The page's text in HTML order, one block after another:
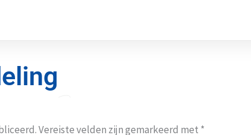
Vereiste velden zijn gemarkeerd met *